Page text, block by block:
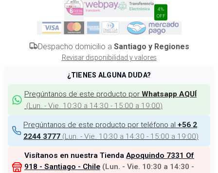
4%
OFF
Despacho domicilio a Santiago y Regiones
Revisar disponibilidad y valores
¿TIENES ALGUNA DUDA?
Pregúntanos de este producto por Whatsapp AQUÍ
(Lun. - Vie. 10:30 a 14:30 - 15:00 a 19:00)
Pregúntanos de este producto por teléfono al +56 2
2244 3777 (Lun. - Vie. 10:30 a 14:30 - 15:00 a 19:00)
Visítanos en nuestra Tienda Apoquindo 7331 Of
918 - Santiago - Chile (Lun. - Vie. 10:30 a 14:30 -